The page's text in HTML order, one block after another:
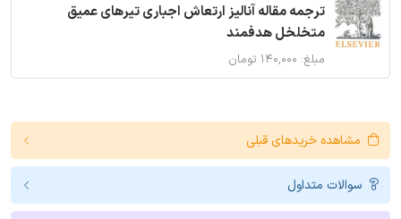
ترجمه مقاله آنالیز ارتعاش اجباری تیرهای عمیق
متخلخل هدفمند
مبلغ: ۱۴۰,۰۰۰ تومان
مشاهده خریدهای قبلی
سوالات متداول